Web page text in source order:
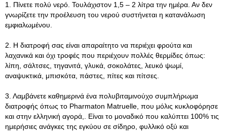
1. Πίνετε πολύ νερό. Τουλάχιστον 1,5 – 2 λίτρα την ημέρα. Αν δεν
γνωρίζετε την προέλευση του νερού συστήνεται η κατανάλωση
εμφιαλωμένου.
2. Η διατροφή σας είναι απαραίτητο να περιέχει φρούτα και
λαχανικά και όχι τροφές που περιέχουν πολλές θερμίδες όπως:
λίπη, σάλτσες, τηγανιτά, γλυκά, σοκολάτες, λευκό ψωμί,
αναψυκτικά, μπισκότα, πάστες, πίτες και πίτσες.
3. Λαμβάνετε καθημερινά ένα πολυβιταμινούχο συμπλήρωμα
διατροφής όπως το Pharmaton Matruelle, που μόλις κυκλοφόρησε
και στην ελληνική αγορά,. Είναι το μοναδικό που καλύπτει 100% τις
ημερήσιες ανάγκες της εγκύου σε σίδηρο, φυλλικό οξύ και